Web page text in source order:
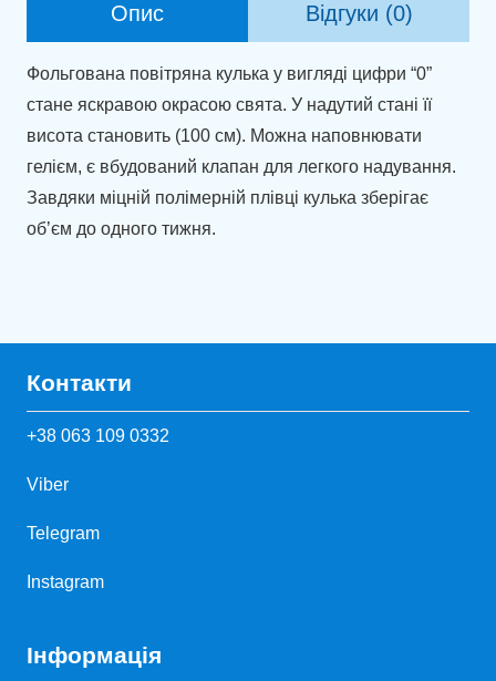
Опис Відгуки (0)
Фольгована повітряна кулька у вигляді цифри “0”
стане яскравою окрасою свята. У надутий стані її
висота становить (100 см). Можна наповнювати
гелієм, є вбудований клапан для легкого надування.
Завдяки міцній полімерній плівці кулька зберігає
об’єм до одного тижня.
Контакти
+38 063 109 0332
Viber
Telegram
Instagram
Інформація